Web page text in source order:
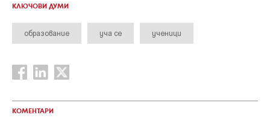
КЛЮЧОВИ ДУМИ
образование уча се ученици
КОМЕНТАРИ